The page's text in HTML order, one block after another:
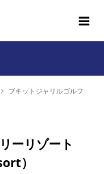
ブキットジャリルゴルフ
ーリゾート
）